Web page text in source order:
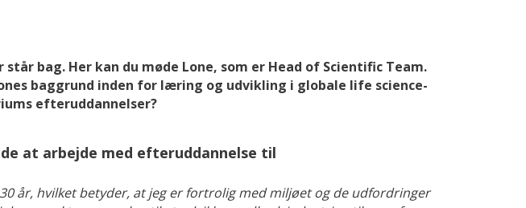
bag. Her kan du møde Lone, som er Head of Scientific Team.
baggrund inden for læring og udvikling i globale life science-
efteruddannelser?
at arbejde med efteruddannelse til
år, hvilket betyder, at jeg er fortrolig med miljøet og de udfordringer